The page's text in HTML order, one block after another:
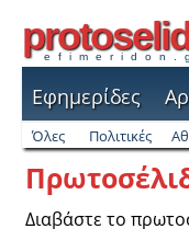
Εφημερίδες
Όλες Πολιτικές
Διαβάστε το